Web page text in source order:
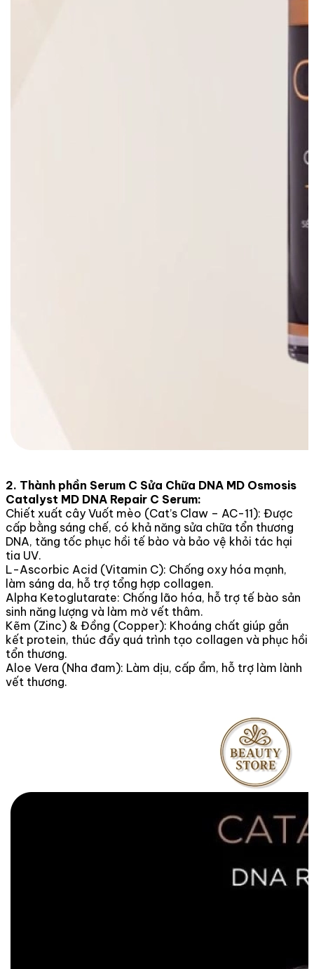
2. Thành phần Serum C Sửa Chữa DNA MD Osmosis
Catalyst MD DNA Repair C Serum:
Chiết xuất cây Vuốt mèo (Cat’s Claw – AC-11): Được
cấp bằng sáng chế, có khả năng sửa chữa tổn thương
DNA, tăng tốc phục hồi tế bào và bảo vệ khỏi tác hại
tia UV.
L-Ascorbic Acid (Vitamin C): Chống oxy hóa mạnh,
làm sáng da, hỗ trợ tổng hợp collagen.
Alpha Ketoglutarate: Chống lão hóa, hỗ trợ tế bào sản
sinh năng lượng và làm mờ vết thâm.
Kẽm (Zinc) & Đồng (Copper): Khoáng chất giúp gắn
kết protein, thúc đẩy quá trình tạo collagen và phục hồi
tổn thương.
Aloe Vera (Nha đam): Làm dịu, cấp ẩm, hỗ trợ làm lành
vết thương.